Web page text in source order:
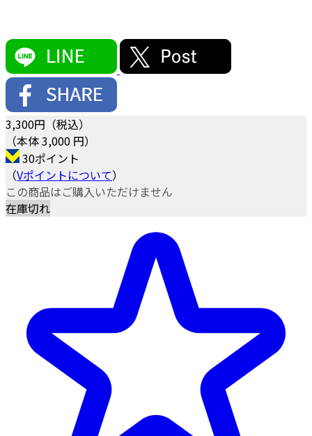
3,300円（税込）
（本体 3,000 円）
30ポイント
（Vポイントについて）
この商品はご購入いただけません
在庫切れ